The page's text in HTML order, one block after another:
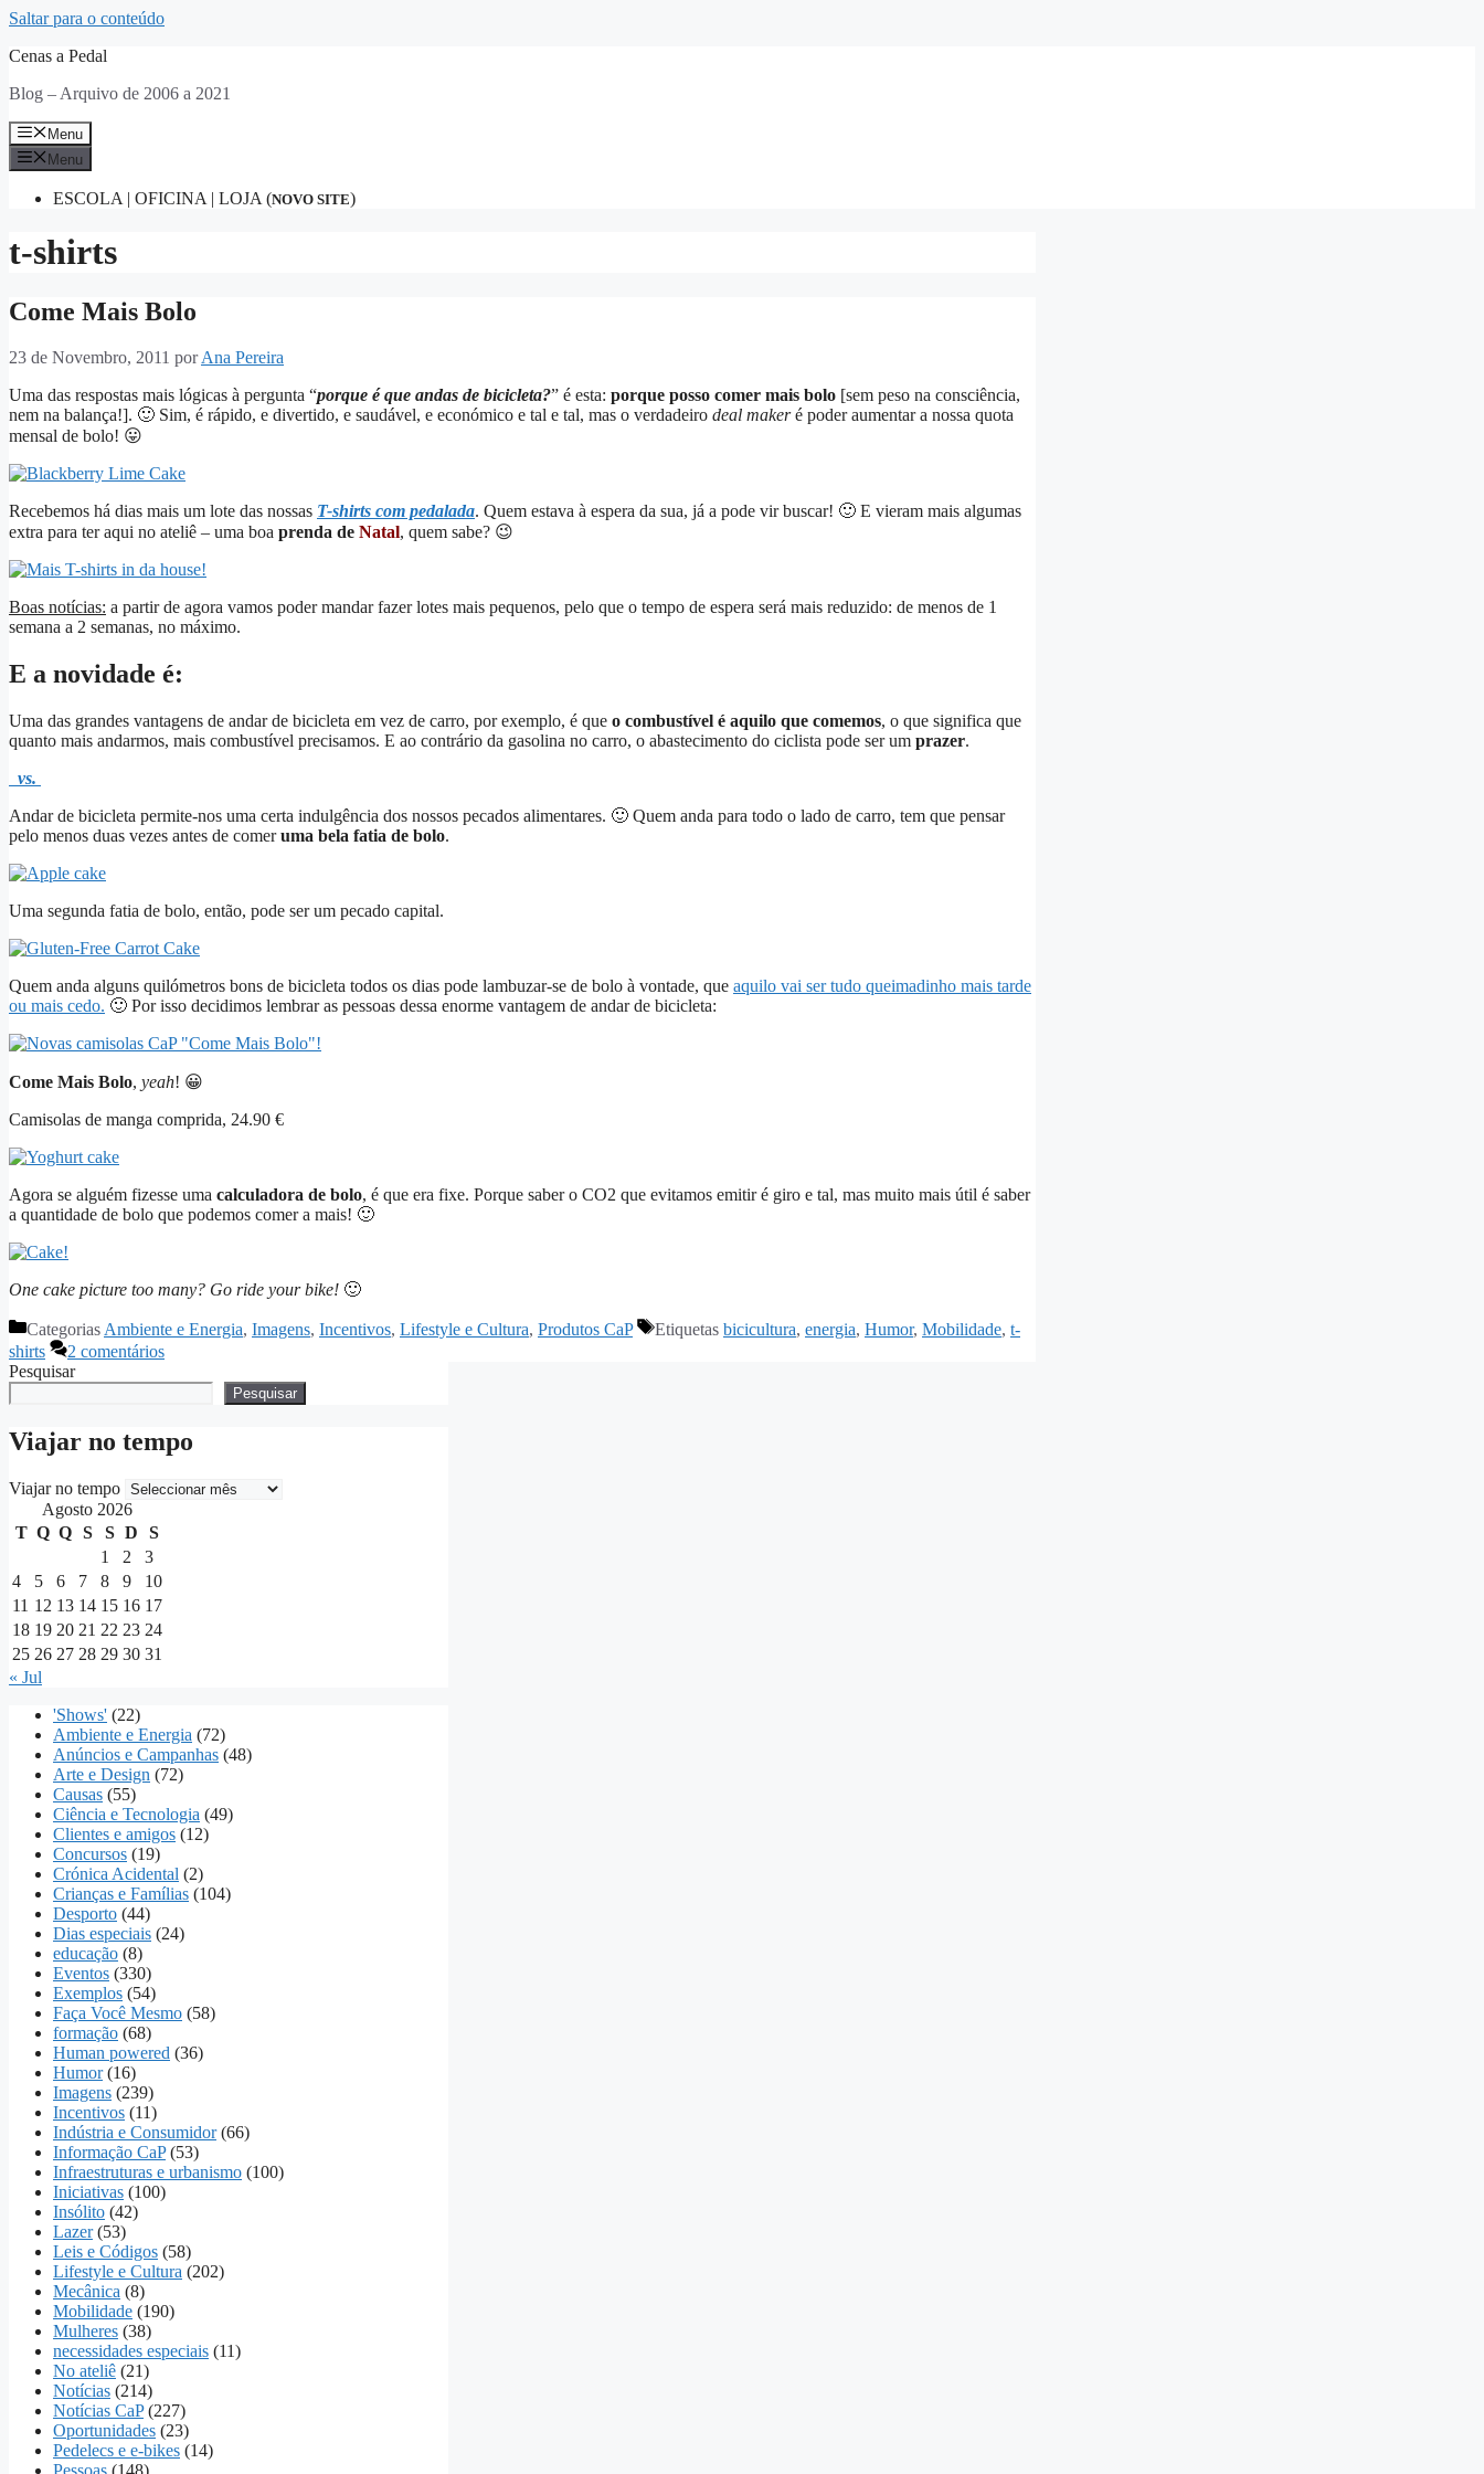
Saltar para o conteúdo
Cenas a Pedal
Blog – Arquivo de 2006 a 2021
Menu
Menu
ESCOLA | OFICINA | LOJA (NOVO SITE)
t-shirts
Come Mais Bolo
23 de Novembro, 2011 porAna Pereira
Uma das respostas mais lógicas à pergunta “porque é que andas de bicicleta?” é esta: porque posso comer mais bolo [sem peso na consciência,
nem na balança!]. 🙂 Sim, é rápido, e divertido, e saudável, e económico e tal e tal, mas o verdadeiro deal makeré poder aumentar a nossa quota
mensal de bolo! 😛
Recebemos há dias mais um lote das nossas T-shirts com pedalada. Quem estava à espera da sua, já a pode vir buscar! 🙂 E vieram mais algumas
extra para ter aqui no ateliê – uma boa prenda de Natal, quem sabe? 😉
Boas notícias: a partir de agora vamos poder mandar fazer lotes mais pequenos, pelo que o tempo de espera será mais reduzido: de menos de 1
semana a 2 semanas, no máximo.
E a novidade é:
Uma das grandes vantagens de andar de bicicleta em vez de carro, por exemplo, é que o combustível é aquilo que comemos, o que significa que
quanto mais andarmos, mais combustível precisamos. E ao contrário da gasolina no carro, o abastecimento do ciclista pode ser um prazer.
vs.
Andar de bicicleta permite-nos uma certa indulgência dos nossos pecados alimentares. 🙂 Quem anda para todo o lado de carro, tem que pensar
pelo menos duas vezes antes de comeruma bela fatia de bolo.
Uma segunda fatia de bolo, então, pode ser um pecado capital.
Quem anda alguns quilómetros bons de bicicleta todos os dias pode lambuzar-se de bolo à vontade, que aquilo vai ser tudo queimadinho mais tarde
ou mais cedo. 🙂 Por isso decidimos lembrar as pessoas dessa enorme vantagem de andar de bicicleta:
Come Mais Bolo, yeah! 😀
Camisolas de manga comprida, 24.90 €
Agora se alguém fizesse uma calculadora de bolo, é que era fixe. Porque saber o CO2 que evitamos emitir é giro e tal, mas muito mais útil é saber
a quantidade de bolo que podemos comer a mais! 🙂
One cake picture too many? Go ride your bike! 🙂
Categorias Ambiente e Energia, Imagens, Incentivos, Lifestyle e Cultura, Produtos CaP Etiquetas bicicultura, energia, Humor, Mobilidade, t-
shirts
2 comentários
Pesquisar
Pesquisar
Viajar no tempo
Viajar no tempo
Agosto 2026
T Q Q S S D
S
1
2
3
4
5 6 7 8 9
10
11 12 13 14 15 16 17
18 19 20 21 22 23 24
25 26 27 28 29 30 31
« Jul
'Shows' (22)
Ambiente e Energia (72)
Anúncios e Campanhas (48)
Arte e Design (72)
Causas (55)
Ciência e Tecnologia (49)
Clientes e amigos (12)
Concursos (19)
Crónica Acidental (2)
Crianças e Famílias (104)
Desporto (44)
Dias especiais (24)
educação (8)
Eventos (330)
Exemplos (54)
Faça Você Mesmo (58)
formação (68)
Human powered (36)
Humor(16)
Imagens (239)
Incentivos (11)
Indústria e Consumidor(66)
Informação CaP(53)
Infraestruturas e urbanismo (100)
Iniciativas (100)
Insólito (42)
Lazer(53)
Leis e Códigos (58)
Lifestyle e Cultura (202)
Mecânica (8)
Mobilidade (190)
Mulheres (38)
necessidades especiais (11)
No ateliê (21)
Notícias (214)
Notícias CaP(227)
Oportunidades (23)
Pedelecs e e-bikes (14)
Pessoas (148)